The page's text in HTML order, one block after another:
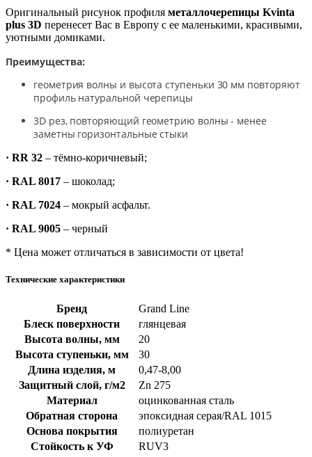
Оригинальный рисунок профиля металлочерепицы Kvinta
plus 3D перенесет Вас в Европу с ее маленькими, красивыми,
уютными домиками.
Преимущества:
геометрия волны и высота ступеньки 30 мм повторяют
профиль натуральной черепицы
3D рез, повторяющий геометрию волны - менее
заметны горизонтальные стыки
· RR 32 – тёмно-коричневый;
· RAL 8017 – шоколад;
· RAL 7024 – мокрый асфальт.
· RAL 9005 – черный
* Цена может отличаться в зависимости от цвета!
Технические характеристики
Бренд
Grand Line
Блеск поверхности
глянцевая
Высота волны, мм
20
Высота ступеньки, мм
30
Длина изделия, м
0,47-8,00
Защитный слой, г/м2
Zn 275
Материал
оцинкованная сталь
Обратная сторона
эпоксидная серая/RAL 1015
Основа покрытия
полиуретан
Стойкость к УФ
RUV3